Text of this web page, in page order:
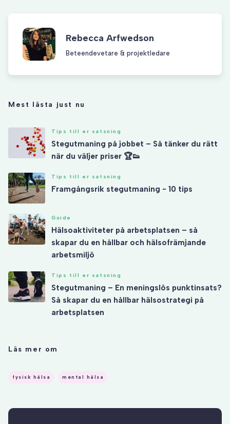
Rebecca Arfwedson
Beteendevetare & projektledare
Mest lästa just nu
Tips till er satsning
Stegutmaning på jobbet – Så tänker du rätt
när du väljer priser 🏆👟
Tips till er satsning
Framgångsrik stegutmaning - 10 tips
Guide
Hälsoaktiviteter på arbetsplatsen – så
skapar du en hållbar och hälsofrämjande
arbetsmiljö
Tips till er satsning
Stegutmaning – En meningslös punktinsats?
Så skapar du en hållbar hälsostrategi på
arbetsplatsen
Läs mer om
fysisk hälsa mental hälsa